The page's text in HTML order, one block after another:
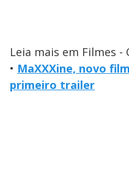
Leia mais em Filmes -
• MaXXXine, novo
primeiro trailer